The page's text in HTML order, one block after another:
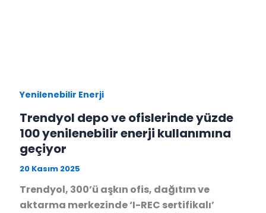
Yenilenebilir Enerji
Trendyol depo ve ofislerinde yüzde
100 yenilenebilir enerji kullanımına
geçiyor
20 Kasım 2025
Trendyol, 300’ü aşkın ofis, dağıtım ve
aktarma merkezinde ‘I-REC sertifikalı’